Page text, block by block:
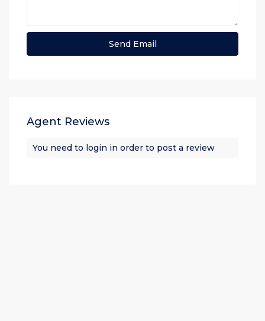
Agent Reviews
You need to login in order to post a review